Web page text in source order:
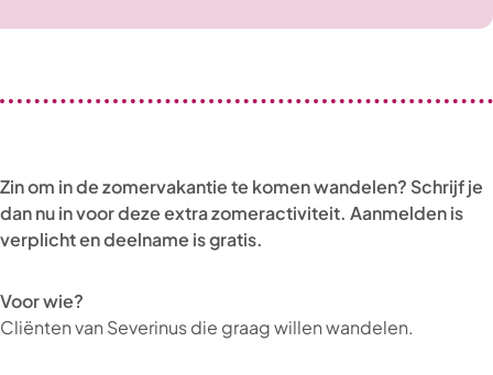
Zin om in de zomervakantie te komen wandelen? Schrijf je
dan nu in voor deze extra zomeractiviteit. Aanmelden is
verplicht en deelname is gratis.
Voor wie?
Cliënten van Severinus die graag willen wandelen.